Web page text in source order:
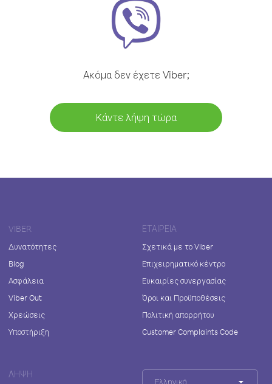
Ακόμα δεν έχετε Viber;
Κάντε λήψη τώρα
VIBER
Δυνατότητες
Blog
Ασφάλεια
Viber Out
Χρεώσεις
Υποστήριξη
ΕΤΑΙΡΕΊΑ
Σχετικά με το Viber
Επιχειρηματικό κέντρο
Ευκαιρίες συνεργασίας
Όροι και Προϋποθέσεις
Πολιτική απορρήτου
Customer Complaints Code
ΛΉΨΗ
Ελληνικά